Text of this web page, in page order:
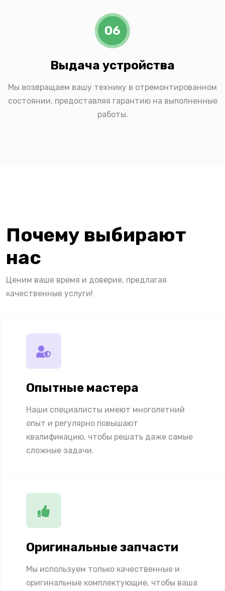
06
Выдача устройства
Мы возвращаем вашу технику в отремонтированном
состоянии, предоставляя гарантию на выполненные
работы.
Почему выбирают
нас
Ценим ваше время и доверие, предлагая
качественные услуги!
Опытные мастера
Наши специалисты имеют многолетний
опыт и регулярно повышают
квалификацию, чтобы решать даже самые
сложные задачи.
Оригинальные запчасти
Мы используем только качественные и
оригинальные комплектующие, чтобы ваша